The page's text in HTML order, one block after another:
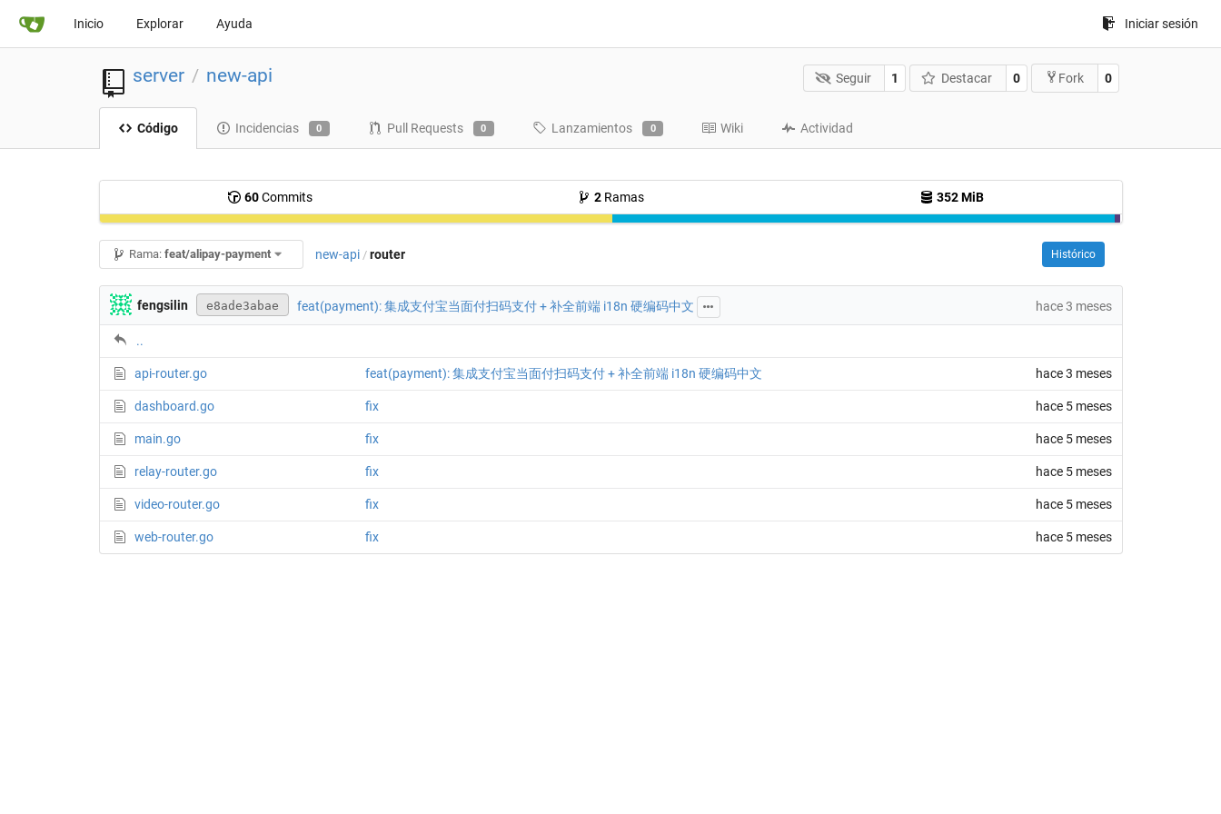
Inicio Explorar Ayuda Iniciar sesión
server / new-api Seguir 1 Destacar 0 Fork 0
Código Incidencias 0 Pull Requests 0 Lanzamientos 0 Wiki Actividad
60Commits 2 Ramas 352 MiB
Rama:feat/alipay-payment new-api / router Histórico
fengsilin e8ade3abae feat(payment): 集成支付宝当面付扫码支付 + 补全前端 i18n 硬编码中文 hace 3 meses
..
api-router.go feat(payment): 集成支付宝当面付扫码支付 + 补全前端 i18n 硬编码中文 hace 3 meses
dashboard.go fix hace 5 meses
main.go fix hace 5 meses
relay-router.go fix hace 5 meses
video-router.go fix hace 5 meses
web-router.go fix hace 5 meses